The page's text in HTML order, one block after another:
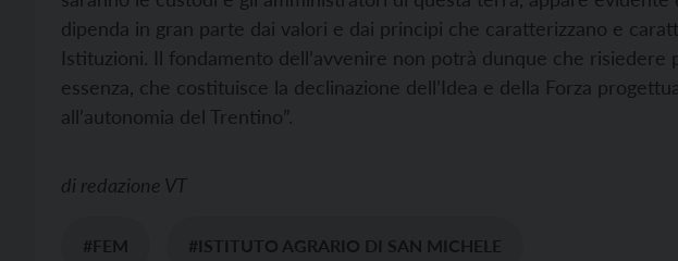
dipenda in gran parte dai valori e dai principi che caratterizzano e
Istituzioni. Il fondamento dell’avvenire non potrà dunque che risiedere
essenza, che costituisce la declinazione dell’Idea e della Forza
all’autonomia del Trentino”.
di redazione VT
#FEM #ISTITUTO AGRARIO DI SAN MICHELE